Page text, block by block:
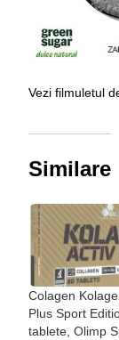
Vezi filmuletul
Similare
Colagen
Plus Sport
tablete, Olimp